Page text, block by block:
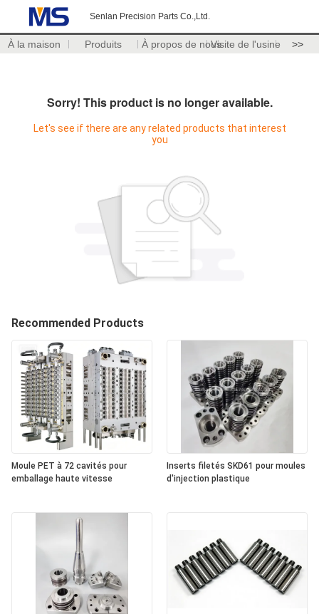
Senlan Precision Parts Co.,Ltd.
À la maison Produits À propos de nousVisite de l'usine >>
Sorry! This product is no longer available.
Let's see if there are any related products that interest
you
Recommended Products
Moule PET à 72 cavités pour
emballage haute vitesse
Inserts filetés SKD61 pour moules
d'injection plastique